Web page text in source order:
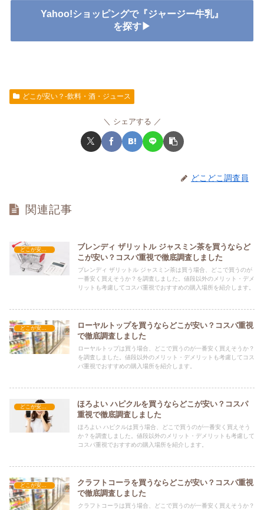
Yahoo!ショッピングで『ジャージー牛乳』
を探す▶
どこが安い？-飲料・酒・ジュース
シェアする
どこどこ調査員
関連記事
どこが安い？-飲料・酒・ジュース
ブレンディ ザリットル ジャスミン茶を買うならど
こが安い？コスパ重視で徹底調査しました
ブレンディ ザリットル ジャスミン茶は買う場合、どこで買うのが
一番安く買えそうか？を調査しました。値段以外のメリット・デメ
リットも考慮してコスパ重視でおすすめの購入場所を紹介します。
どこが安い？-飲料・酒・ジュース
ローヤルトップを買うならどこが安い？コスパ重視
で徹底調査しました
ローヤルトップは買う場合、どこで買うのが一番安く買えそうか？
を調査しました。値段以外のメリット・デメリットも考慮してコス
パ重視でおすすめの購入場所を紹介します。
どこが安い？-飲料・酒・ジュース
ほろよい ハピクルを買うならどこが安い？コスパ
重視で徹底調査しました
ほろよい ハピクルは買う場合、どこで買うのが一番安く買えそう
か？を調査しました。値段以外のメリット・デメリットも考慮して
コスパ重視でおすすめの購入場所を紹介します。
どこが安い？-飲料・酒・ジュース
クラフトコーラを買うならどこが安い？コスパ重視
で徹底調査しました
クラフトコーラは買う場合、どこで買うのが一番安く買えそうか？